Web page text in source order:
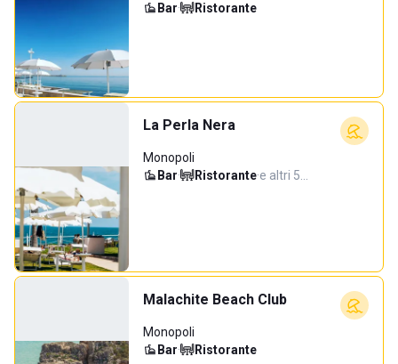
Bar· Ristorante
La Perla Nera
Monopoli
Bar· Ristorante·e altri 5…
Malachite Beach Club
Monopoli
Bar· Ristorante